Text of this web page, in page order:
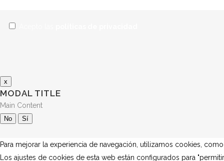
x
MODAL TITLE
Main Content
No Sí
Para mejorar la experiencia de navegación, utilizamos cookies,
Los ajustes de cookies de esta web están configurados para